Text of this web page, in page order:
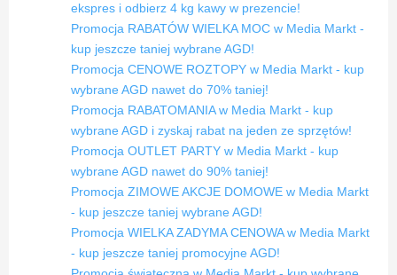
ekspres i odbierz 4 kg kawy w prezencie!
Promocja RABATÓW WIELKA MOC w Media Markt -
kup jeszcze taniej wybrane AGD!
Promocja CENOWE ROZTOPY w Media Markt - kup
wybrane AGD nawet do 70% taniej!
Promocja RABATOMANIA w Media Markt - kup
wybrane AGD i zyskaj rabat na jeden ze sprzętów!
Promocja OUTLET PARTY w Media Markt - kup
wybrane AGD nawet do 90% taniej!
Promocja ZIMOWE AKCJE DOMOWE w Media Markt
- kup jeszcze taniej wybrane AGD!
Promocja WIELKA ZADYMA CENOWA w Media Markt
- kup jeszcze taniej promocyjne AGD!